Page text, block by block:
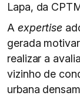
Lapa, da
A expertise
gerada
realizar a
vizinho de
urbana